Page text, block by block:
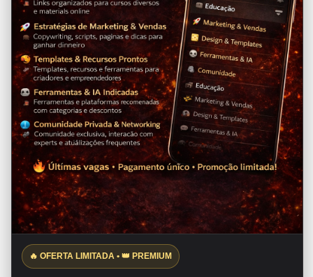
🔥 OFERTA LIMITADA • 👑 PREMIUM